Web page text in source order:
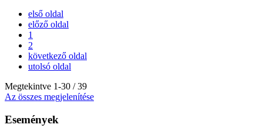
első oldal
előző oldal
1
2
következő oldal
utolsó oldal
Megtekintve 1-30 / 39
Az összes megjelenítése
Események